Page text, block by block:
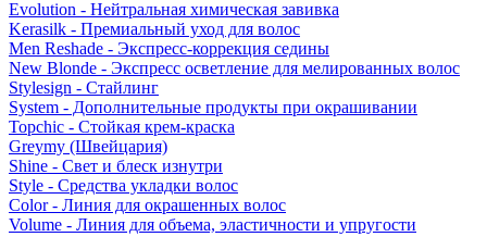
Evolution - Нейтральная химическая завивка
Kerasilk - Премиальный уход для волос
Men Reshade - Экспресс-коррекция седины
New Blonde - Экспресс осветление для мелированных волос
Stylesign - Стайлинг
System - Дополнительные продукты при окрашивании
Topchic - Стойкая крем-краска
Greymy (Швейцария)
Shine - Свет и блеск изнутри
Style - Средства укладки волос
Color - Линия для окрашенных волос
Volume - Линия для объема, эластичности и упругости